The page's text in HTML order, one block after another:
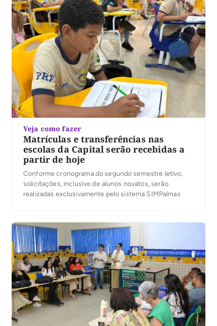
Veja como fazer
Matrículas e transferências nas
escolas da Capital serão recebidas a
partir de hoje
Conforme cronograma do segundo semestre letivo,
solicitações, inclusive de alunos novatos, serão
realizadas exclusivamente pelo sistema SIMPalmas